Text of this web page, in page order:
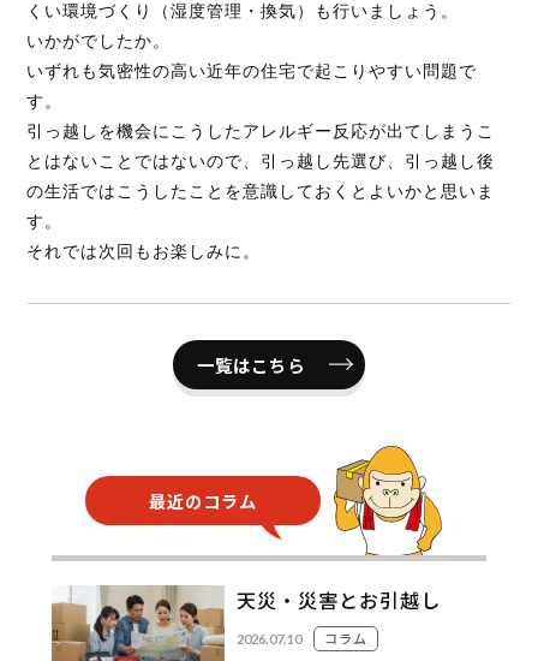
くい環境づくり（湿度管理・換気）も行いましょう。
いかがでしたか。
いずれも気密性の高い近年の住宅で起こりやすい問題で
す。
引っ越しを機会にこうしたアレルギー反応が出てしまうこ
とはないことではないので、引っ越し先選び、引っ越し後
の生活ではこうしたことを意識しておくとよいかと思いま
す。
それでは次回もお楽しみに。
一覧はこちら
最近のコラム
天災・災害とお引越し
2026.07.10 コラム